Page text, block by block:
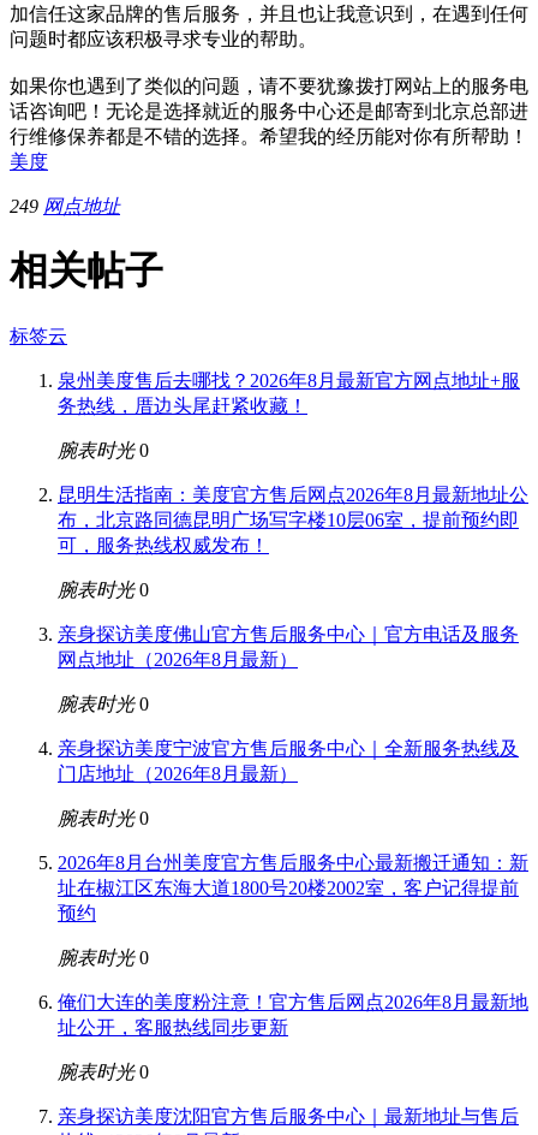
加信任这家品牌的售后服务，并且也让我意识到，在遇到任何
问题时都应该积极寻求专业的帮助。
如果你也遇到了类似的问题，请不要犹豫拨打网站上的服务电
话咨询吧！无论是选择就近的服务中心还是邮寄到北京总部进
行维修保养都是不错的选择。希望我的经历能对你有所帮助！
美度
249 网点地址
相关帖子
标签云
泉州美度售后去哪找？2026年8月最新官方网点地址+服
务热线，厝边头尾赶紧收藏！
腕表时光 0
昆明生活指南：美度官方售后网点2026年8月最新地址公
布，北京路同德昆明广场写字楼10层06室，提前预约即
可，服务热线权威发布！
腕表时光 0
亲身探访美度佛山官方售后服务中心｜官方电话及服务
网点地址（2026年8月最新）
腕表时光 0
亲身探访美度宁波官方售后服务中心｜全新服务热线及
门店地址（2026年8月最新）
腕表时光 0
2026年8月台州美度官方售后服务中心最新搬迁通知：新
址在椒江区东海大道1800号20楼2002室，客户记得提前
预约
腕表时光 0
俺们大连的美度粉注意！官方售后网点2026年8月最新地
址公开，客服热线同步更新
腕表时光 0
亲身探访美度沈阳官方售后服务中心｜最新地址与售后